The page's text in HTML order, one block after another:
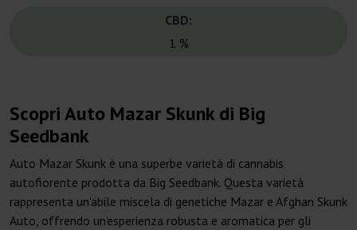
CBD:
1 %
Scopri Auto Mazar Skunk di Big
Seedbank
Auto Mazar Skunk è una superbe varietà di cannabis
autofiorente prodotta da Big Seedbank. Questa varietà
rappresenta un'abile miscela di genetiche Mazar e Afghan Skunk
Auto, offrendo un'esperienza robusta e aromatica per gli